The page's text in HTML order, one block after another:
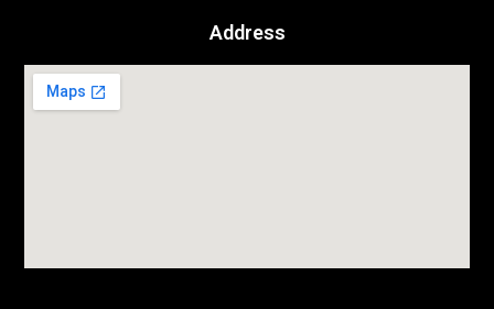
Address